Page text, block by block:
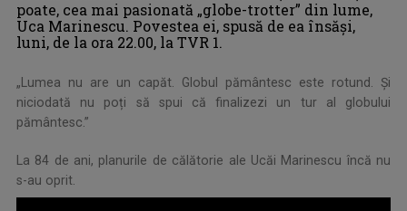
poate, cea mai pasionată „globe-trotter” din lume,
Uca Marinescu. Povestea ei, spusă de ea însăşi,
luni, de la ora 22.00, la TVR 1.
„Lumea nu are un capăt. Globul pământesc este rotund. Și
niciodată nu poți să spui că finalizezi un tur al globului
pământesc.”
La 84 de ani, planurile de călătorie ale Ucăi Marinescu încă nu
s-au oprit.